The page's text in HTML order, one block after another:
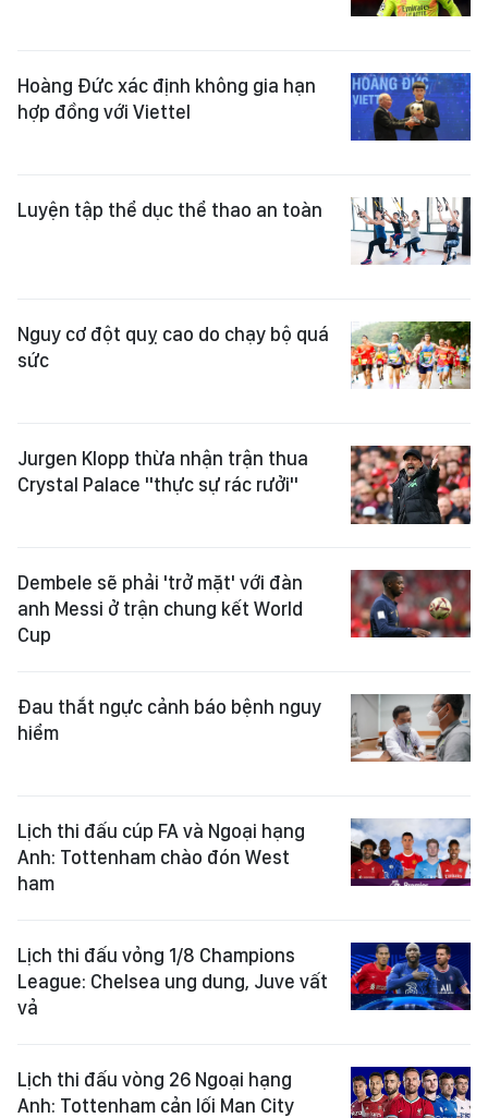
Hoàng Đức xác định không gia hạn
hợp đồng với Viettel
Luyện tập thể dục thể thao an toàn
Nguy cơ đột quỵ cao do chạy bộ quá
sức
Jurgen Klopp thừa nhận trận thua
Crystal Palace "thực sự rác rưởi"
Dembele sẽ phải 'trở mặt' với đàn
anh Messi ở trận chung kết World
Cup
Đau thắt ngực cảnh báo bệnh nguy
hiểm
Lịch thi đấu cúp FA và Ngoại hạng
Anh: Tottenham chào đón West
ham
Lịch thi đấu vỏng 1/8 Champions
League: Chelsea ung dung, Juve vất
vả
Lịch thi đấu vòng 26 Ngoại hạng
Anh: Tottenham cản lối Man City